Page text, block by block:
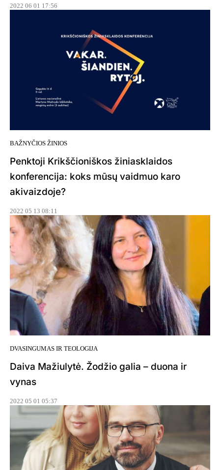
2022 06 01 17:56
BAŽNYČIOS ŽINIOS
Penktoji Krikščioniškos žiniasklaidos
konferencija: koks mūsų vaidmuo karo
akivaizdoje?
2022 05 13 08:11
DVASINGUMAS IR TEOLOGIJA
Daiva Mažiulytė. Žodžio galia – duona ir
vynas
2022 05 01 05:37